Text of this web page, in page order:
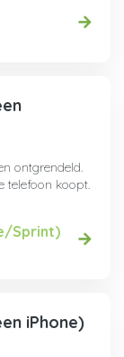
ontgrendeld.
telefoon koopt.
Sprint)
iPhone)